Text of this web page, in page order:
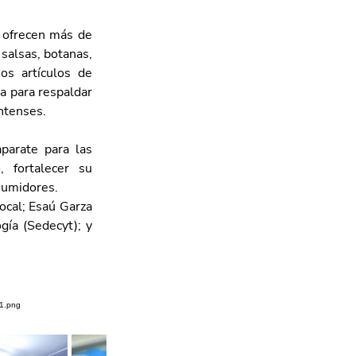
más de
botanas,
artículos de
para respaldar
para las
fortalecer su
Esaú Garza
(Sedecyt); y